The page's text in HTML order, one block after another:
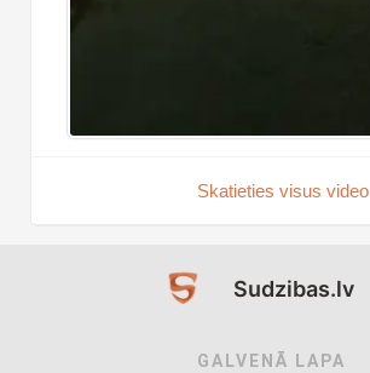
Skatieties visus video
Sudzibas.lv
GALVENĀ LAPA